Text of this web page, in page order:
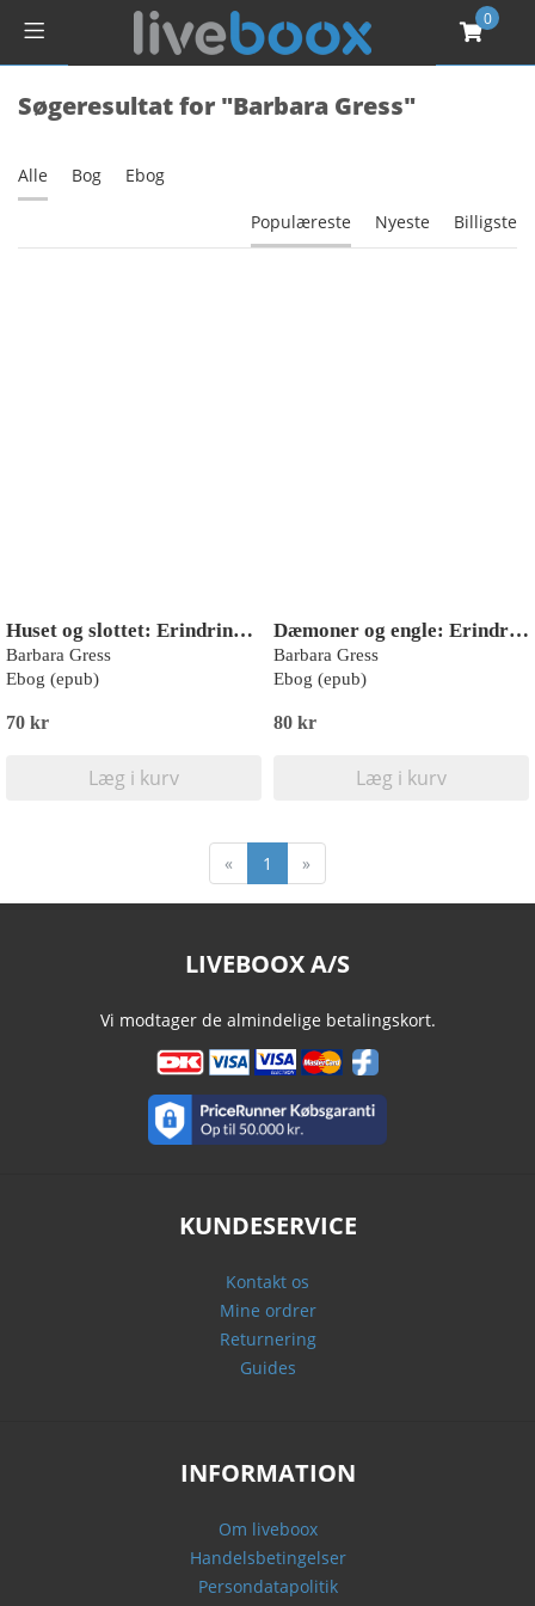
0
Søgeresultat for "Barbara Gress"
Alle Bog Ebog
Populæreste Nyeste Billigste
Huset og slottet: Erindringsroman
Barbara Gress
Ebog (epub)
70 kr
Læg i kurv
Dæmoner og engle: Erindringsroman
Barbara Gress
Ebog (epub)
80 kr
Læg i kurv
« 1 »
LIVEBOOX A/S
Vi modtager de almindelige betalingskort.
KUNDESERVICE
Kontakt os
Mine ordrer
Returnering
Guides
INFORMATION
Om liveboox
Handelsbetingelser
Persondatapolitik